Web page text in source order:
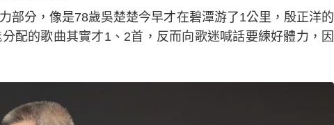
部分，像是78歲吳楚楚今早才在碧潭游了1公里，殷正洋的
配的歌曲其實才1、2首，反而向歌迷喊話要練好體力，因